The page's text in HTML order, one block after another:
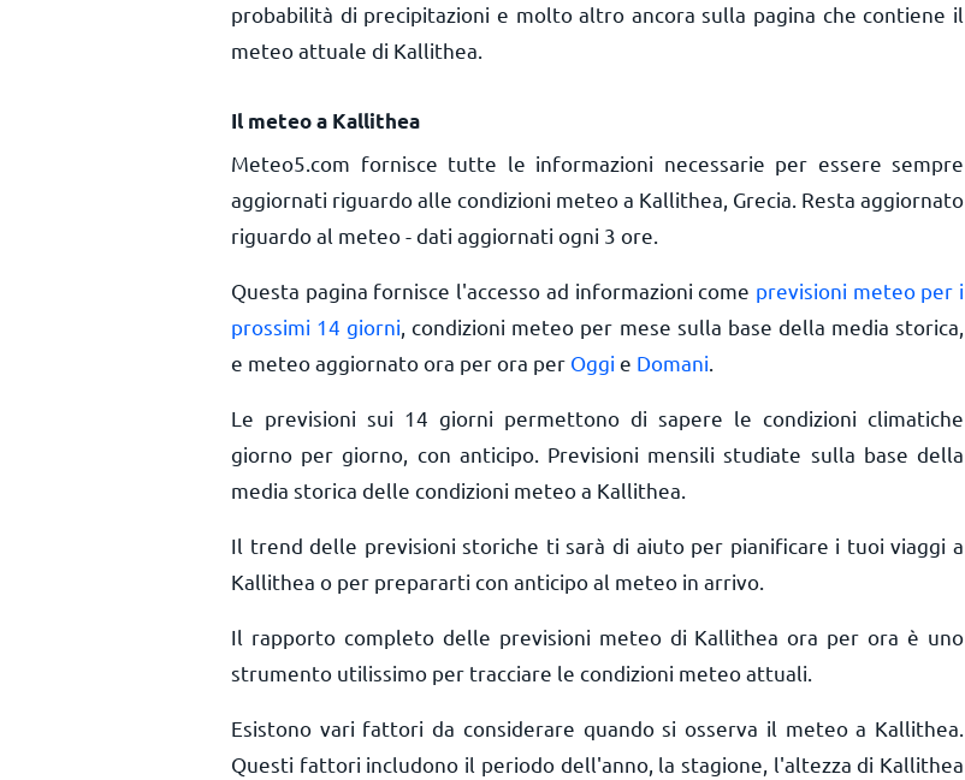
probabilità di precipitazioni e molto altro ancora sulla pagina che contiene il
meteo attuale di Kallithea.
Il meteo a Kallithea
Meteo5.com fornisce tutte le informazioni necessarie per essere sempre
aggiornati riguardo alle condizioni meteo a Kallithea, Grecia. Resta aggiornato
riguardo al meteo - dati aggiornati ogni 3 ore.
Questa pagina fornisce l'accesso ad informazioni come previsioni meteo per i
prossimi 14 giorni , condizioni meteo per mese sulla base della media storica,
e meteo aggiornato ora per ora per Oggi e Domani
Le previsioni sui 14 giorni permettono di sapere le condizioni climatiche
giorno per giorno, con anticipo. Previsioni mensili studiate sulla base della
media storica delle condizioni meteo a Kallithea.
Il trend delle previsioni storiche ti sarà di aiuto per pianificare i tuoi viaggi a
Kallithea o per prepararti con anticipo al meteo in arrivo.
Il rapporto completo delle previsioni meteo di Kallithea ora per ora è uno
strumento utilissimo per tracciare le condizioni meteo attuali.
Esistono vari fattori da considerare quando si osserva il meteo a Kallithea.
Questi fattori includono il periodo dell'anno, la stagione, l'altezza di Kallithea